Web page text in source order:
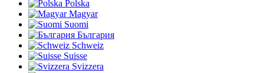
Polska
Magyar
Suomi
България
Schweiz
Suisse
Svizzera